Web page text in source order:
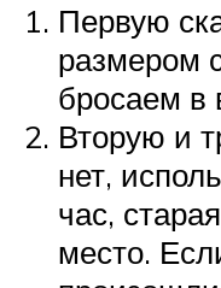
Первую
размером
бросаем в
Вторую и
нет,
час,
место.